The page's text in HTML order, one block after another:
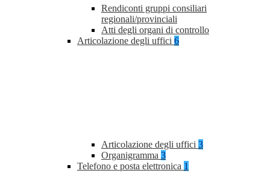
Rendiconti gruppi consiliari
regionali/provinciali
Atti degli organi di controllo
Articolazione degli uffici 6
Articolazione degli uffici 3
Organigramma 3
Telefono e posta elettronica 1